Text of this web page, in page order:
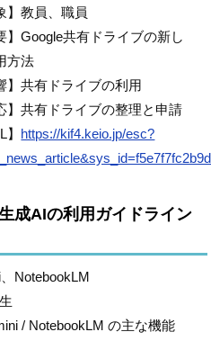
】教員、職員
】Google共有ドライブの新し
方法
】共有ドライブの利用
】共有ドライブの整理と申請
】 https://kif4.keio.jp/esc?
成AIの利用ガイドライン
NotebookLM
/ NotebookLM の主な機能